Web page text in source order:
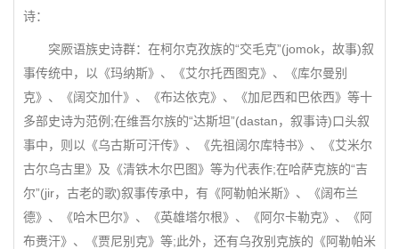
诗：
突厥语族史诗群：在柯尔克孜族的“交毛克”(jomok，故事)叙
事传统中，以《玛纳斯》、《艾尔托西图克》、《库尔曼别
克》、《阔交加什》、《布达依克》、《加尼西和巴依西》等十
多部史诗为范例;在维吾尔族的“达斯坦”(dastan，叙事诗)口头叙
事中，则以《乌古斯可汗传》、《先祖阔尔库特书》、《艾米尔
古尔乌古里》及《清铁木尔巴图》等为代表作;在哈萨克族的“吉
尔”(jir，古老的歌)叙事传承中，有《阿勒帕米斯》、《阔布兰
德》、《哈木巴尔》、《英雄塔尔根》、《阿尔卡勒克》、《阿
布赉汗》、《贾尼别克》等;此外，还有乌孜别克族的《阿勒帕米